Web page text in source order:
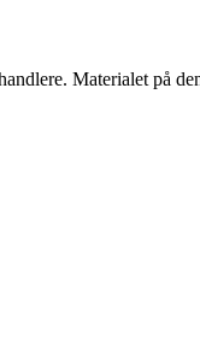
Materialet på